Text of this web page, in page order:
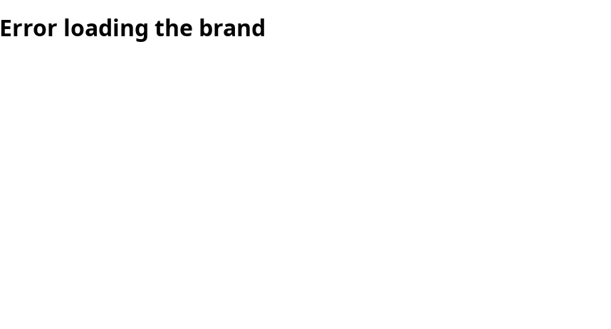
Error loading the brand